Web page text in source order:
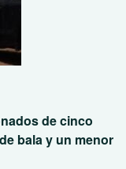
de cinco
bala y un menor